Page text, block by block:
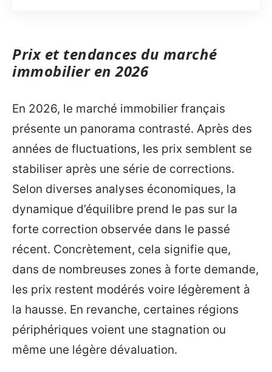
Prix et tendances du marché
immobilier en 2026
En 2026, le marché immobilier français
présente un panorama contrasté. Après des
années de fluctuations, les prix semblent se
stabiliser après une série de corrections.
Selon diverses analyses économiques, la
dynamique d’équilibre prend le pas sur la
forte correction observée dans le passé
récent. Concrètement, cela signifie que,
dans de nombreuses zones à forte demande,
les prix restent modérés voire légèrement à
la hausse. En revanche, certaines régions
périphériques voient une stagnation ou
même une légère dévaluation.